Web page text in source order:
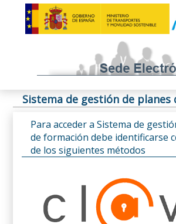
Sistema de gestión de planes
Para acceder a Sistema de
de formación debe identificarse
de los siguientes métodos